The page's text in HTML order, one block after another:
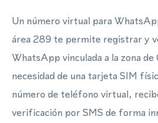
Un número virtual para
área 289 te permite registrar y
WhatsApp vinculada a la zona de
necesidad de una tarjeta SIM
número de teléfono virtual,
verificación por SMS de forma